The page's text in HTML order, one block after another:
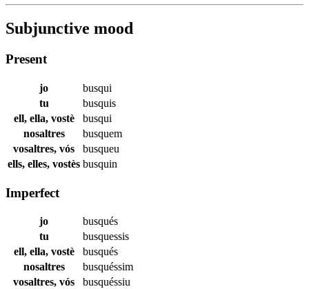
Subjunctive mood
Present
jo
busqui
tu
busquis
ell, ella, vostè
busqui
nosaltres
busquem
vosaltres, vós
busqueu
ells, elles, vostès busquin
Imperfect
jo
busqués
tu
busquessis
ell, ella, vostè
busqués
nosaltres
busquéssim
vosaltres, vós
busquéssiu